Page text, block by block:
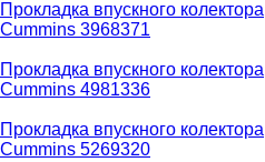
Прокладка впускного колектора
Cummins 3968371
Прокладка впускного колектора
Cummins 4981336
Прокладка впускного колектора
Cummins 5269320